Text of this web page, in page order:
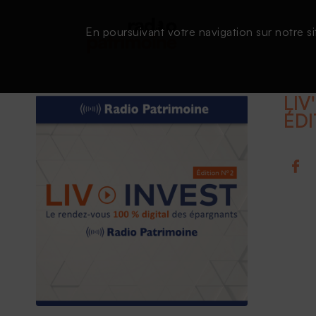
En poursuivant votre navigation sur notre